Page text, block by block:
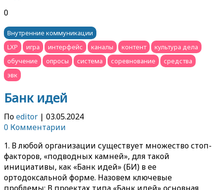
0
Внутренние коммуникации
LXP
игра интерфейс каналы контент
культура дела
обучение
опросы система соревнование
средства
эвк
Банк идей
Поeditor | 03.05.2024
0 Комментарии
1. В любой организации существует множество стоп-
факторов, «подводных камней», для такой
инициативы, как «Банк идей» (БИ) в ее
ортодоксальной форме. Назовем ключевые